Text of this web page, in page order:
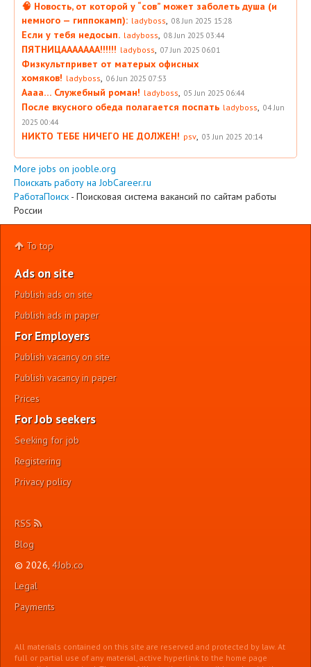
🧠 Новость, от которой у “сов” может заболеть душа (и
немного — гиппокамп): ladyboss 08 Jun 2025 15:28
Если у тебя недосып. ladyboss 08 Jun 2025 03:44
ПЯТНИЦААААААА!!!!!! ladyboss 07 Jun 2025 06:01
Физкультпривет от матерых офисных
хомяков! ladyboss 06 Jun 2025 07:53
Аааа… Служебный роман! ladyboss 05 Jun 2025 06:44
После вкусного обеда полагается поспать ladyboss
04 Jun
2025 00:44
НИКТО ТЕБЕ НИЧЕГО НЕ ДОЛЖЕН! psv 03 Jun 2025 20:14
More jobs on jooble.org
Поискать работу на JobCareer.ru
РаботаПоиск - Поисковая система вакансий по сайтам работы
России
To top
Ads on site
Publish ads on site
Publish ads in paper
For Employers
Publish vacancy on site
Publish vacancy in paper
Prices
For Job seekers
Seeking for job
Registering
Privacy policy
RSS
Blog
© 2026, 4Job.co
Legal
Payments
All materials contained on this site are reserved and protected by law. At
full or partial use of any material, active hyperlink to the home page